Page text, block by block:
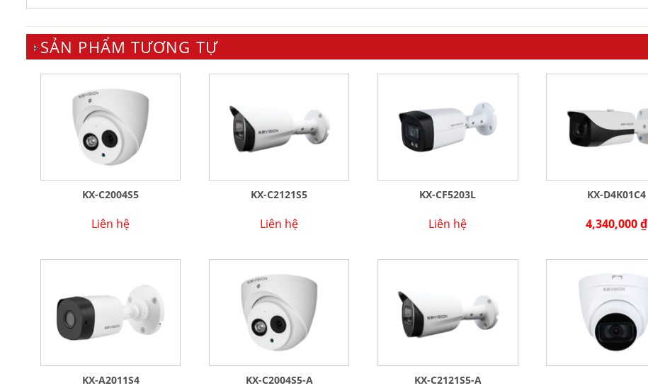
SẢN PHẨM TƯƠNG TỰ
KX-C2004S5
Liên hệ
KX-C2121S5
Liên hệ
KX-CF5203L
Liên hệ
KX-D4K01C4
4,340,000₫
KX-A2011S4 KX-C2004S5-A KX-C2121S5-A